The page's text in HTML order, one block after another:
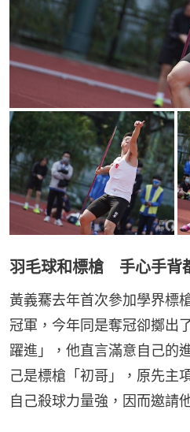
羽毛球和標槍 手心手背
黃義騫去年首次參加學界標
冠軍，今年同是奪冠卻擲出
躍進」，他直言滿意自己的
己是標槍「初哥」，原先主
自己殺球力量強，因而邀請